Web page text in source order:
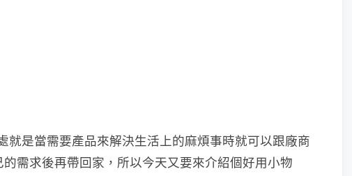
就是當需要產品來解決生活上的麻煩事時就可以跟廠商
需求後再帶回家，所以今天又要來介紹個好用小物